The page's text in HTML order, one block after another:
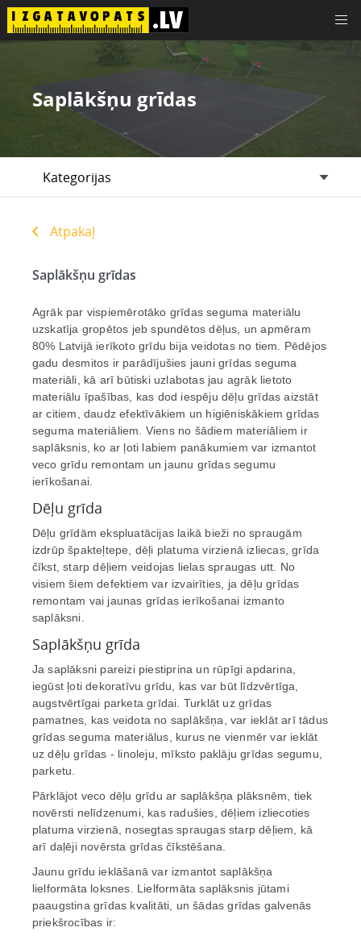
Padomi, instrukcijas, idejas
Plātņu materiāli
Koksnes plātnes
Saplāksnis
Bērza saplāksnis
Saplāksnis pēc pielietojuma
E-veikals
Kontakti
Sazināties
Kur nopirkt
Saplākšņu grīdas
Kategorijas
Atpakaļ
Saplākšņu grīdas
Agrāk par vispiemērotāko grīdas seguma materiālu
uzskatīja gropētos jeb spundētos dēļus, un apmēram
80% Latvijā ierīkoto grīdu bija veidotas no tiem. Pēdējos
gadu desmitos ir parādījušies jauni grīdas seguma
materiāli, kā arī būtiski uzlabotas jau agrāk lietoto
materiālu īpašības, kas dod iespēju dēļu grīdas aizstāt
ar citiem, daudz efektīvākiem un higiēniskākiem grīdas
seguma materiāliem. Viens no šādiem materiāliem ir
saplāksnis, ko ar ļoti labiem panākumiem var izmantot
veco grīdu remontam un jaunu grīdas segumu
ierīkošanai.
Dēļu grīda
Dēļu grīdām ekspluatācijas laikā bieži no spraugām
izdrūp špakteļtepe, dēļi platuma virzienā izliecas, grīda
čīkst, starp dēļiem veidojas lielas spraugas utt. No
visiem šiem defektiem var izvairīties, ja dēļu grīdas
remontam vai jaunas grīdas ierīkošanai izmanto
saplāksni.
Saplākšņu grīda
Ja saplāksni pareizi piestiprina un rūpīgi apdarina,
iegūst ļoti dekoratīvu grīdu, kas var būt līdzvērtīga,
augstvērtīgai parketa grīdai. Turklāt uz grīdas
pamatnes, kas veidota no saplākšņa, var ieklāt arī tādus
grīdas seguma materiālus, kurus ne vienmēr var ieklāt
uz dēļu grīdas - linoleju, mīksto paklāju grīdas segumu,
parketu.
Pārklājot veco dēļu grīdu ar saplākšņa plāksnēm, tiek
novērsti nelīdzenumi, kas radušies, dēļiem izliecoties
platuma virzienā, nosegtas spraugas starp dēļiem, kā
arī daļēji novērsta grīdas čīkstēšana.
Jaunu grīdu ieklāšanā var izmantot saplākšņa
lielformāta loksnes. Lielformāta saplāksnis jūtami
paaugstina grīdas kvalitāti, un šādas grīdas galvenās
priekšrocības ir: